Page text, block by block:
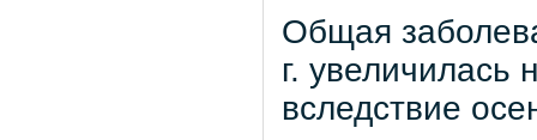
Общая
г.
вследствие